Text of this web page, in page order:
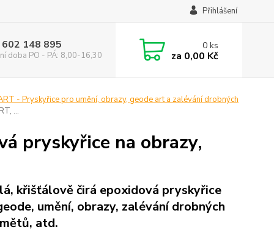
Přihlášení
148 895
doba PO - PÁ: 8,00-16,30
0ks
za 0,00 Kč
- Pryskyřice pro umění, obrazy, geode art a zalévání drobných
...
pryskyřice na obrazy,
křišťálově čirá epoxidová pryskyřice
umění, obrazy, zalévání drobných
atd.